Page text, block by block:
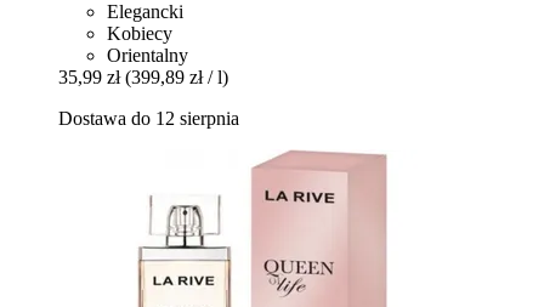
Elegancki
Kobiecy
Orientalny
35,99 zł (399,89 zł / l)
Dostawa do 12 sierpnia